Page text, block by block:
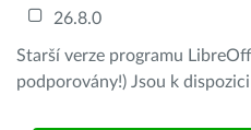
26.8.0
Starší verze programu
podporovány!) Jsou k dispozici